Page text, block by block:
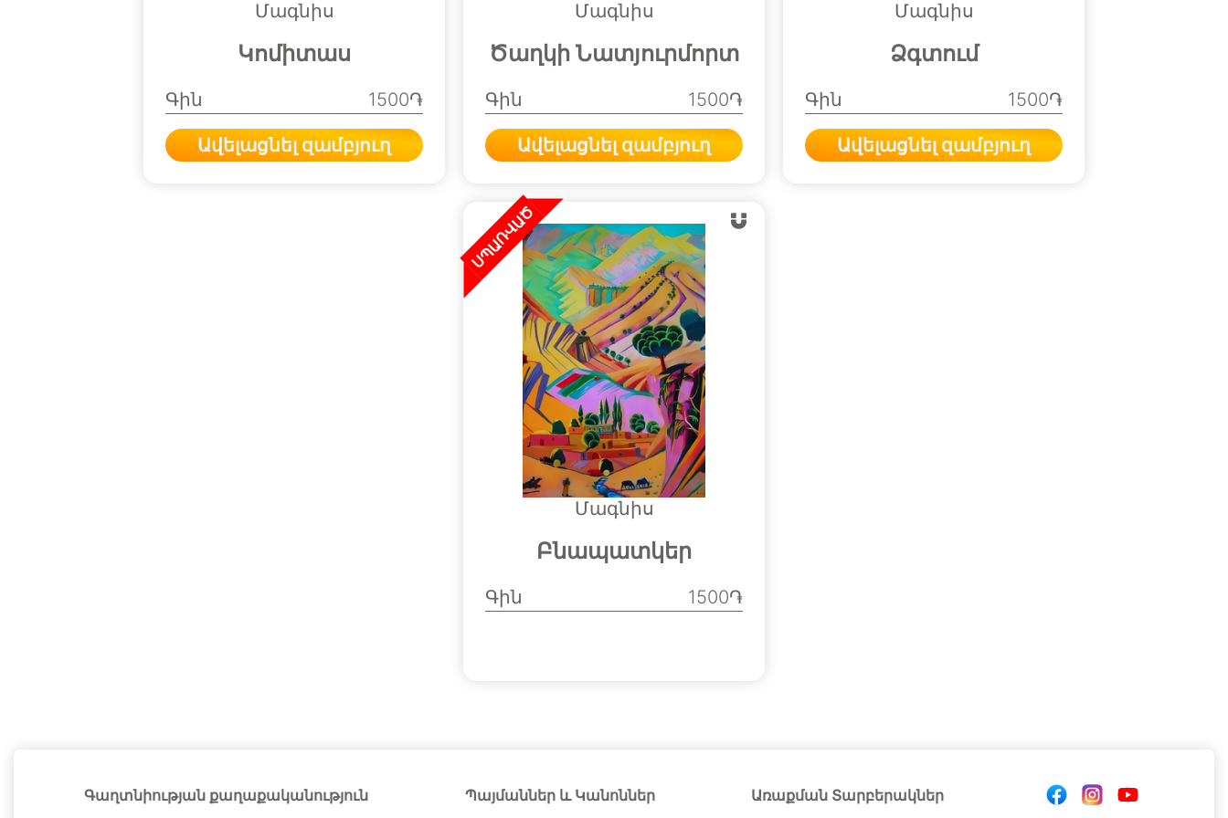
Մագնիս
Կոմիտաս
Գին 1500֏
Ավելացնել զամբյուղ
Մագնիս
Ծաղկի Նատյուրմորտ
Գին 1500֏
Ավելացնել զամբյուղ
Մագնիս
Ձգտում
Գին 1500֏
Ավելացնել զամբյուղ
ՍՊԱՌՎԱԾ
Մագնիս
Բնապատկեր
Գին 1500֏
Գաղտնիության քաղաքականություն Պայմաններ և Կանոններ Առաքման Տարբերակներ